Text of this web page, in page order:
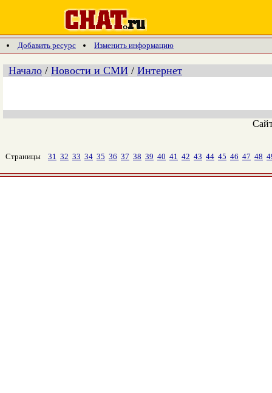
Добавить ресурс Изменить информацию
Начало / Новости и СМИ / Интернет
Страницы 31 32 33 34 35 36 37 38 39 40 41 42 43 44 45 46 47 48